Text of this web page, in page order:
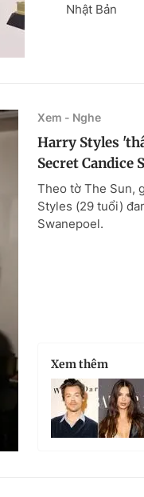
Nhật Bản
Xem - Nghe
Harry Styles
Secret Candice
Theo tờ The Sun,
Styles (29 tuổi)
Swanepoel.
Xem thêm